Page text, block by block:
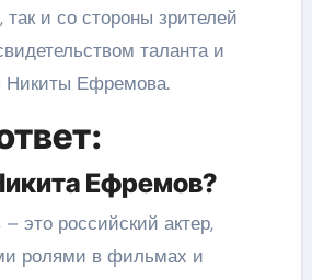
и со стороны зрителей
таланта и
Никиты Ефремова.
Ефремов?
это российский актер,
ролями в фильмах и